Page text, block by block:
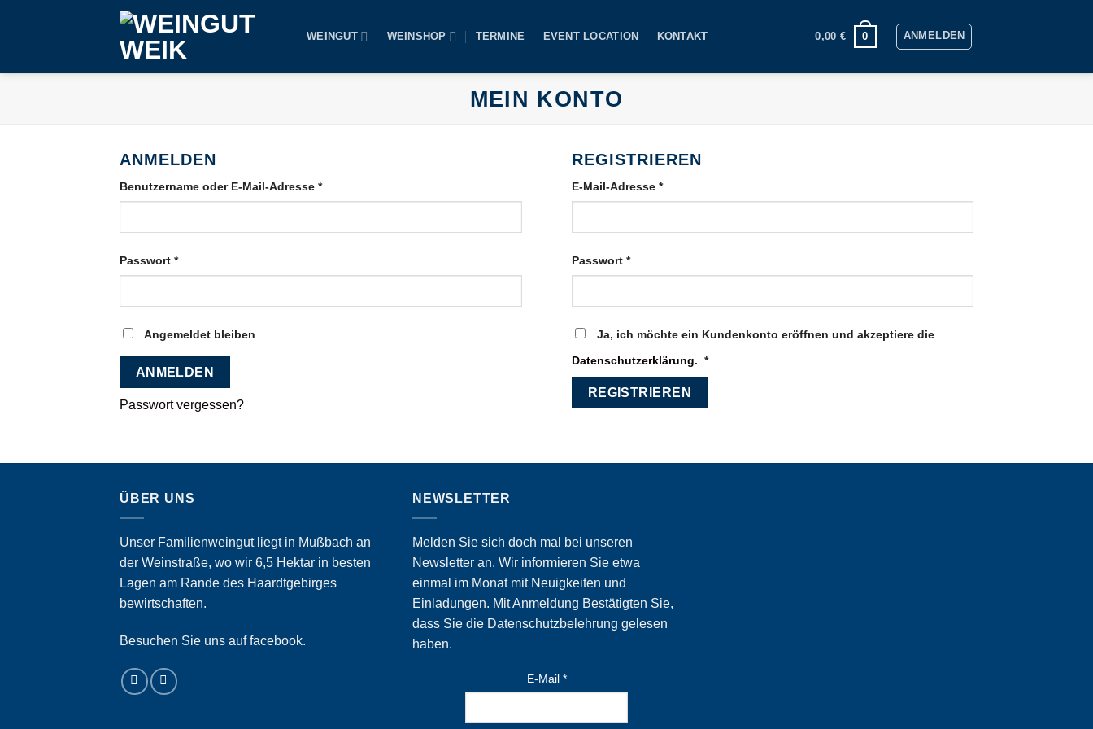
WEINGUT WEINSHOP TERMINE EVENT LOCATION KONTAKT 0,00 € 0 ANMELDEN
MEIN KONTO
ANMELDEN
Benutzername oder E-Mail-Adresse *
Passwort *
Angemeldet bleiben
ANMELDEN
Passwort vergessen?
REGISTRIEREN
E-Mail-Adresse *
Passwort *
Ja, ich möchte ein Kundenkonto eröffnen und akzeptiere die
Datenschutzerklärung. *
REGISTRIEREN
ÜBER UNS
Unser Familienweingut liegt in Mußbach an
der Weinstraße, wo wir 6,5 Hektar in besten
Lagen am Rande des Haardtgebirges
bewirtschaften.
Besuchen Sie uns auf facebook.
NEWSLETTER
Melden Sie sich doch mal bei unseren
Newsletter an. Wir informieren Sie etwa
einmal im Monat mit Neuigkeiten und
Einladungen. Mit Anmeldung Bestätigten Sie,
dass Sie die Datenschutzbelehrung gelesen
haben.
E-Mail *